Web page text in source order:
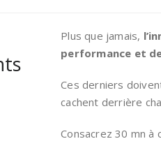
Plus que jamais,
performance et
Ces derniers
cachent derrière
Consacrez 30 mn à